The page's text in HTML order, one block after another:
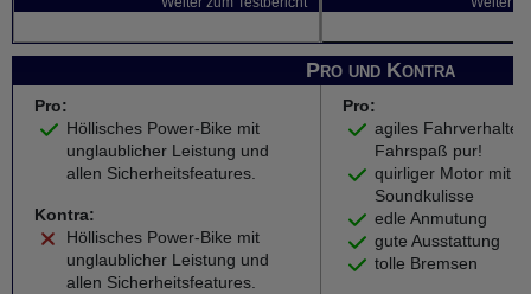
Pro und Kontra
Pro:
Höllisches Power-Bike mit
unglaublicher Leistung und
allen Sicherheitsfeatures.
Kontra:
Höllisches Power-Bike mit
unglaublicher Leistung und
allen Sicherheitsfeatures.
Pro:
agiles
Fahrspaß pur!
quirliger Motor mit
Soundkulisse
edle Anmutung
gute Ausstattung
tolle Bremsen